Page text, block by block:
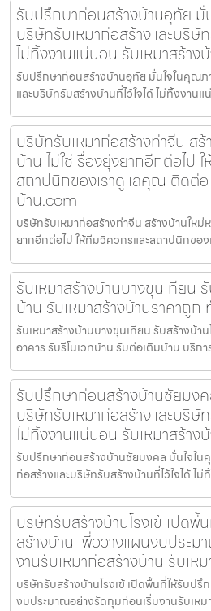
รับปรึกษาก่อนสร้างบ้านอุทัย มั่
บริษัทรับเหมาก่อสร้างและบริษั
ไม่ทิ้งงานแน่นอน รับเหมาสร้าง
รับปรึกษาก่อนสร้างบ้านอุทัย มั่นใจในคุณภ
และบริษัทรับสร้างบ้านที่ไว้ใจได้ ไม่ทิ้งงานแ
บริษัทรับเหมาก่อสร้างท่าจีน ส
บ้าน ไม่ใช่เรื่องยุ่งยากอีกต่อไป
สถาปนิกของเราดูแลคุณ ติดต่อ
บ้าน.com
บริษัทรับเหมาก่อสร้างท่าจีน สร้างบ้านใหม่
ยากอีกต่อไป ให้ทีมวิศวกรและสถาปนิกขอ
รับเหมาสร้างบ้านบางขุนเทียน
บ้าน รับเหมาสร้างบ้านราคาถูก
รับเหมาสร้างบ้านบางขุนเทียน รับสร้างบ้า
อาคาร รับรีโนเวทบ้าน รับต่อเติมบ้าน บริก
รับปรึกษาก่อนสร้างบ้านชัยมง
บริษัทรับเหมาก่อสร้างและบริษั
ไม่ทิ้งงานแน่นอน รับเหมาสร้าง
รับปรึกษาก่อนสร้างบ้านชัยมงคล มั่นใจใ
ก่อสร้างและบริษัทรับสร้างบ้านที่ไว้ใจได้ ไ
บริษัทรับสร้างบ้านโรงเข้ เปิด
สร้างบ้าน เพื่อวางแผนงบประ
งานรับเหมาก่อสร้างบ้าน รับเห
บริษัทรับสร้างบ้านโรงเข้ เปิดพื้นที่ให้รับป
งบประมาณอย่างรัดกุมก่อนเริ่มงานรับเหม